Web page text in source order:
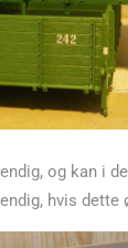
og kan i
hvis dette